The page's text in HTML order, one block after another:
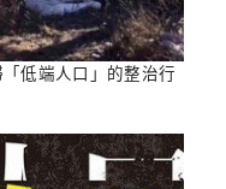
低端人口」的整治行